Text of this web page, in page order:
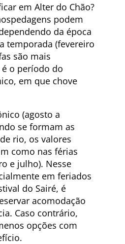
em Alter do Chão?
podem
da época
temporada (fevereiro
são mais
é o período do
em que chove
(agosto a
se formam as
rio, os valores
como nas férias
e julho). Nesse
em feriados
do Sairé, é
acomodação
Caso contrário,
opções com